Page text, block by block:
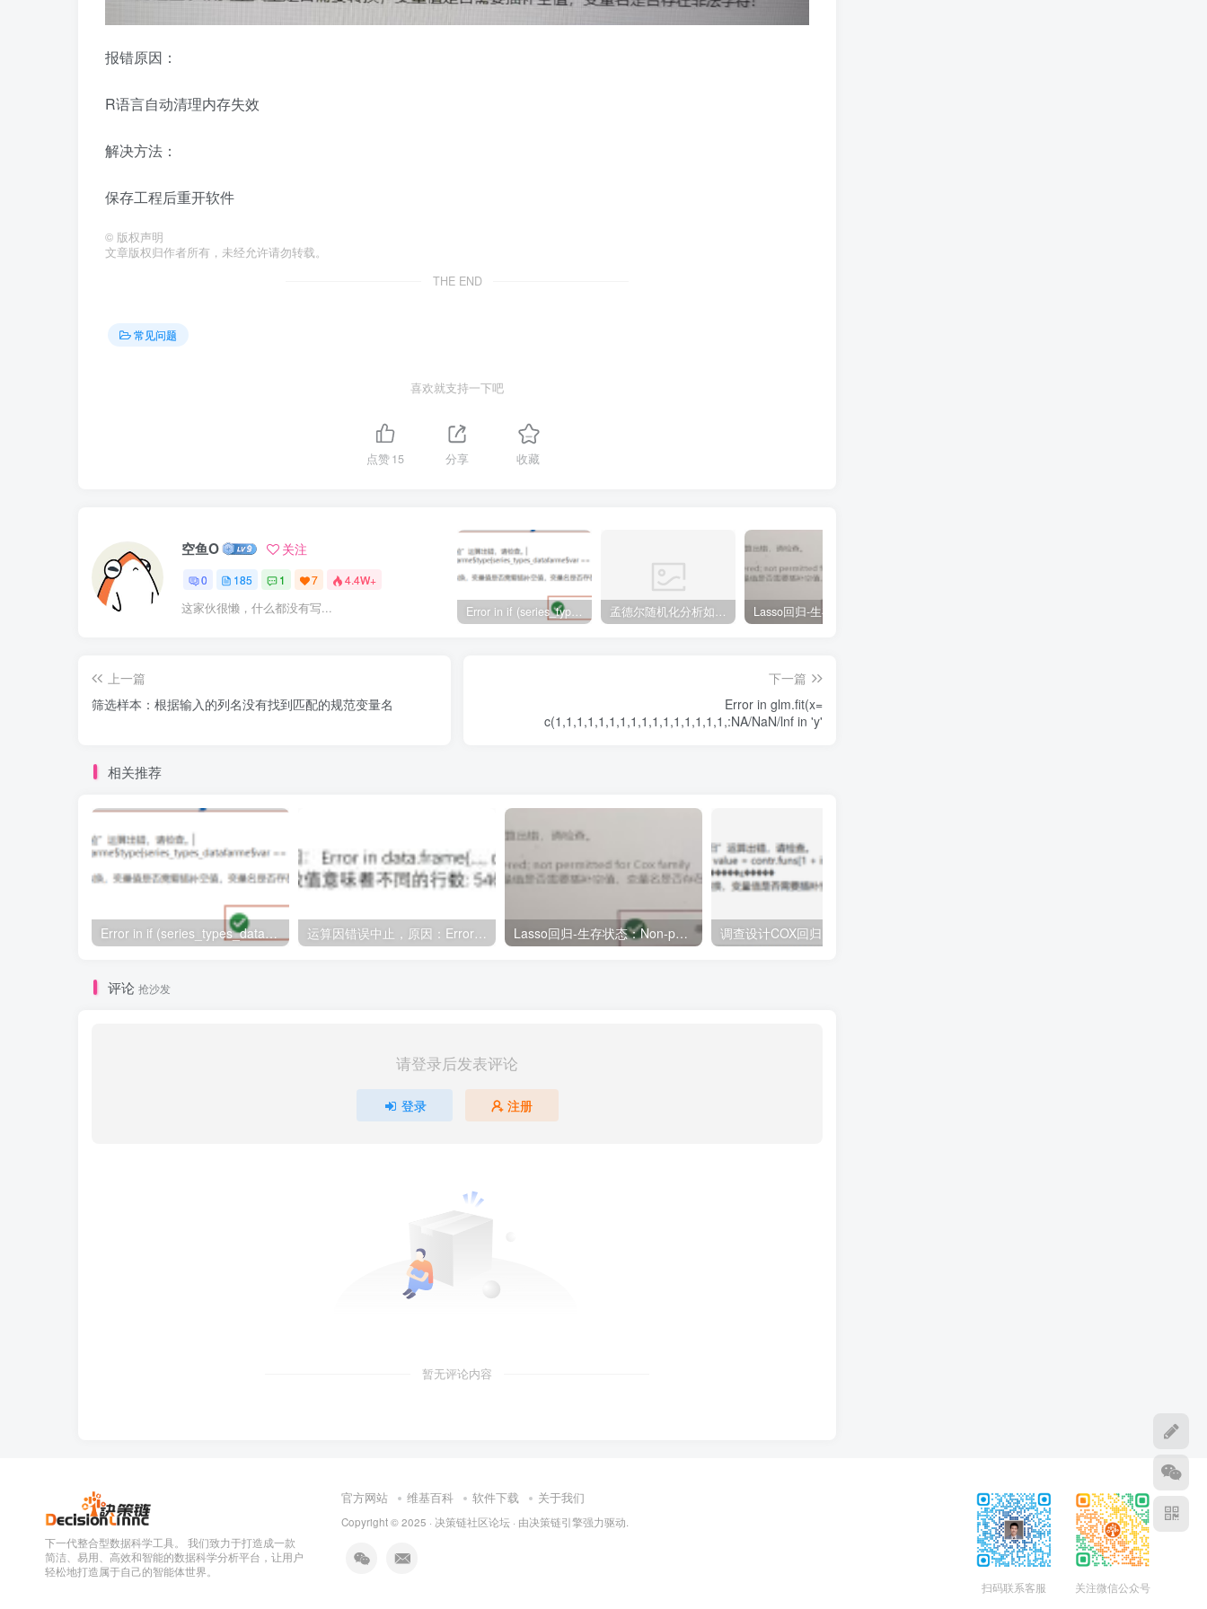
报错原因：
R语言自动清理内存失效
解决方法：
保存工程后重开软件
© 版权声明
文章版权归作者所有，未经允许请勿转载。
THE END
常见问题
喜欢就支持一下吧
点赞15 分享 收藏
空鱼O 关注
0 185 1 7 4.4W+
这家伙很懒，什么都没有写... Error in if (series_types_datafarme$type[series_types_datafarme$var == : argument is of length zero 孟德尔随机化分析如何把Beta值转成OR值
上一篇
筛选样本：根据输入的列名没有找到匹配的规范变量名
下一篇
Error in glm.fit(x=
c(1,1,1,1,1,1,1,1,1,1,1,1,1,1,1,1,:NA/NaN/lnf in 'y'
相关推荐
Error in if (series_types_datafarme$type[series_types_datafarme$var == : argument is of length zero 运算因错误中止，原因：Error in data.frame(…, check.names = FALSE) :参数值意味着不同的行数: 546, 528 Lasso回归-生存状态：Non-positive event times encountered; not permitted for Cox family
评论 抢沙发
请登录后发表评论
登录 注册
暂无评论内容
下一代整合型数据科学工具。 我们致力于打造成一款
简洁、易用、高效和智能的数据科学分析平台，让用户
轻松地打造属于自己的智能体世界。
官方网站 维基百科 软件下载 关于我们
Copyright © 2025 · 决策链社区论坛 · 由决策链引擎强力驱动.
扫码联系客服 关注微信公众号